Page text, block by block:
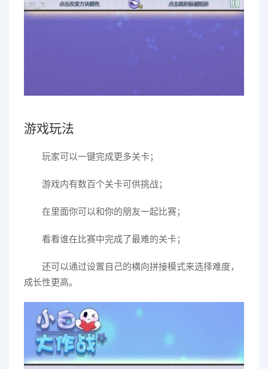
游戏玩法
玩家可以一键完成更多关卡；
游戏内有数百个关卡可供挑战；
在里面你可以和你的朋友一起比赛；
看看谁在比赛中完成了最难的关卡；
还可以通过设置自己的横向拼接模式来选择难度，
成长性更高。